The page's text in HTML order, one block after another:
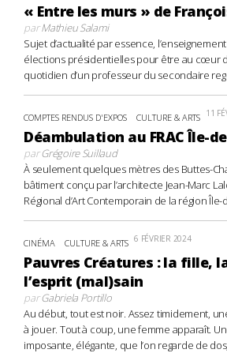
« Entre les murs » de
parMathieu Salami
Sujet d’actualité par essence,
élections présidentielles pour être au cœur
quotidien d’un professeur du secondaire
COMPTES RENDUS D'EXPOS CULTURE & ARTS 11
Déambulation au FRAC Île-
parGrégoire Suillaud
À seulement quelques mètres des Buttes-
bâtiment conçu par l’architecte Jean-Marc
Régional d’Art Contemporain de la région Île-
CINÉMA CULTURE & ARTS 6 FÉVRIER 2024
Pauvres Créatures : la fille,
l’esprit (mal)sain
parGabriela Portillo
Au début, tout est noir. Assez timidement,
à jouer. Tout à coup, une femme apparaît.
imposante, élégante, que l’on regarde de